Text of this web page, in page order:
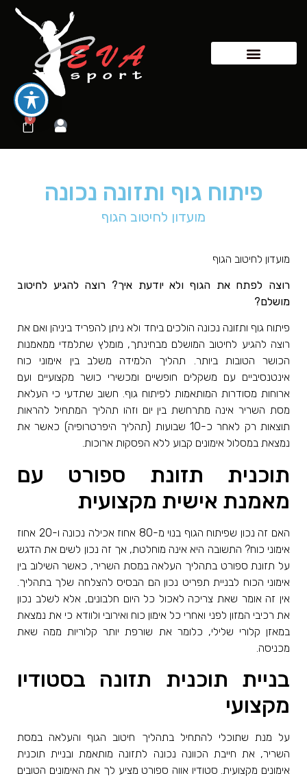
0
פיתוח גוף ותזונה נכונה
מועדון לחיטוב הגוף
מועדון לחיטוב הגוף
רוצה לפתח את הגוף ולא יודעת איך? רוצה להגיע לחיטוב
מושלם?
פיתוח גוף ותזונה נכונה הולכים ביחד ולא ניתן להפריד ביניהן ואם את
רוצה להגיע לחיטוב המושלם מבחינתך, מומלץ שתלמדי ממאמנות
הכושר הטובות ביותר. תהליך הלמידה משלב בין אימוני כוח
אינטנסיביים עם משקלים חופשיים ומכשירי כושר מקצועיים ועם
ארוחות מסודרות המותאמות לפיתוח גוף. חשוב שתדעי כי העלאת
מסת השריר אינה מתרחשת בין יום וזהו תהליך המתחיל להראות
תוצאות רק לאחר כ-10 שבועות (תהליך היפרטרופיה) כאשר את
נמצאת במסלול אימונים קבוע ללא הפסקות ארוכות.
תוכנית תזונת ספורט עם
מאמנת אישית מקצועית
האם זה נכון שפיתוח הגוף בנוי מ-80 אחוז אכילה נכונה ו-20 אחוז
אימוני כוח? התשובה היא אינה מוחלטת, אך זה נכון לשים את הדגש
על תזונת ספורט בתהליך העלאה במסת השריר, כאשר השילוב בין
אימוני הכוח לבניית תפריט נכון הם הבסיס להצלחה שלך בתהליך.
אין זה אומר שאת צריכה לאכול כל היום חלבונים, אלא לשלב נכון
את רכיבי המזון לפני ואחרי כל אימון כוח ואירובי ולוודא כי את נמצאת
במאזן קלורי שלילי, כלומר את שורפת יותר קלוריות ממה שאת
מכניסה.
בניית תוכנית תזונה בסטודיו
מקצועי
על מנת שתוכלי להתחיל בתהליך חיטוב הגוף והעלאה במסת
השריר, את חייבת הכוונה נכונה לתזונה מותאמת ובניית תוכנית
אימונים מקצועית. סטודיו אווה ספורט מציע לך את האימונים הטובים